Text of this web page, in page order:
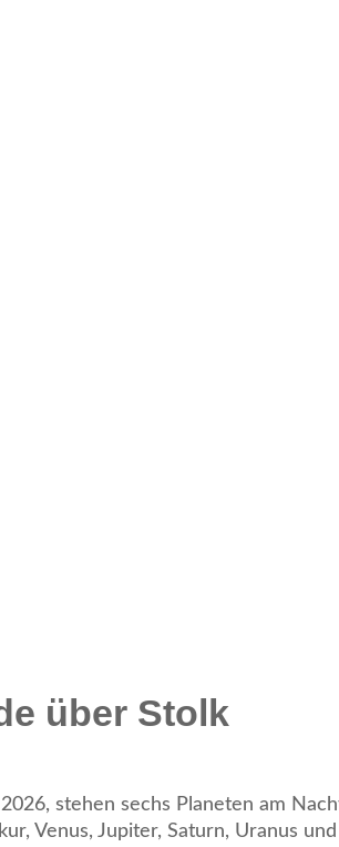
über Stolk
2026, stehen sechs Planeten am
Venus, Jupiter, Saturn, Uranus